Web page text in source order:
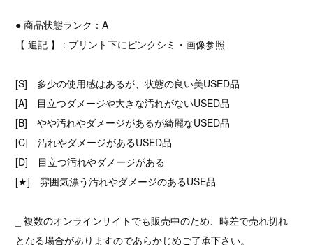
● 商品状態ランク：A
【 追記 】 : プリント下にピンクシミ・画像参照
[S] 多少の使用感はあるが、状態の良い美USED品
[A] 目立つダメージや大きな汚れがないUSED品
[B] やや汚れやダメージがあるが綺麗なUSED品
[C] 汚れやダメージがあるUSED品
[D] 目立つ汚れやダメージがある
[★] 雰囲気漂う汚れやダメージのあるUSE品
_ 複数のオンラインサイトでも販売中のため、時差で売れ切れ
となる場合がありますのであらかじめご了承下さい。